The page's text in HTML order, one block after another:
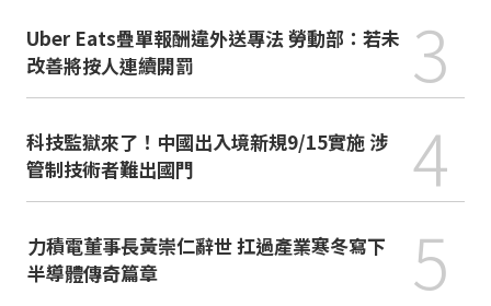
Uber Eats疊單報酬違外送專法 勞動部：若未
改善將按人連續開罰
3
科技監獄來了！中國出入境新規9/15實施 涉
管制技術者難出國門
4
力積電董事長黃崇仁辭世 扛過產業寒冬寫下
半導體傳奇篇章
5